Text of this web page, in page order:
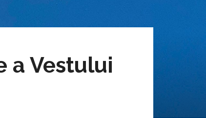
a Vestului